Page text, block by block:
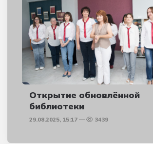
Открытие обновлённой
библиотеки
29.08.2025, 15:17 3439